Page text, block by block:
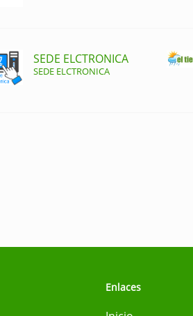
SEDE ELCTRONICA
SEDE ELCTRONICA
Enlaces